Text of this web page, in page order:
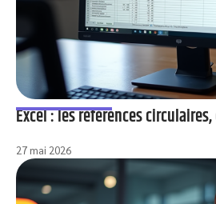
Excel : les références
27 mai 2026